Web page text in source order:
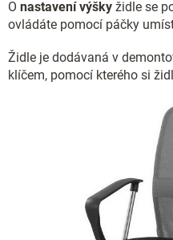
O nastavení výšky židle se
ovládáte pomocí páčky
Židle je dodávaná v
klíčem, pomocí kterého si